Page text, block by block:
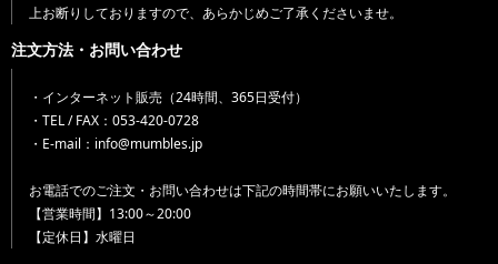
上お断りしておりますので、あらかじめご了承くださいませ。
注文方法・お問い合わせ
・インターネット販売（24時間、365日受付）
・TEL / FAX：053-420-0728
・E-mail：info@mumbles.jp
お電話でのご注文・お問い合わせは下記の時間帯にお願いいたします。
【営業時間】13:00～20:00
【定休日】水曜日